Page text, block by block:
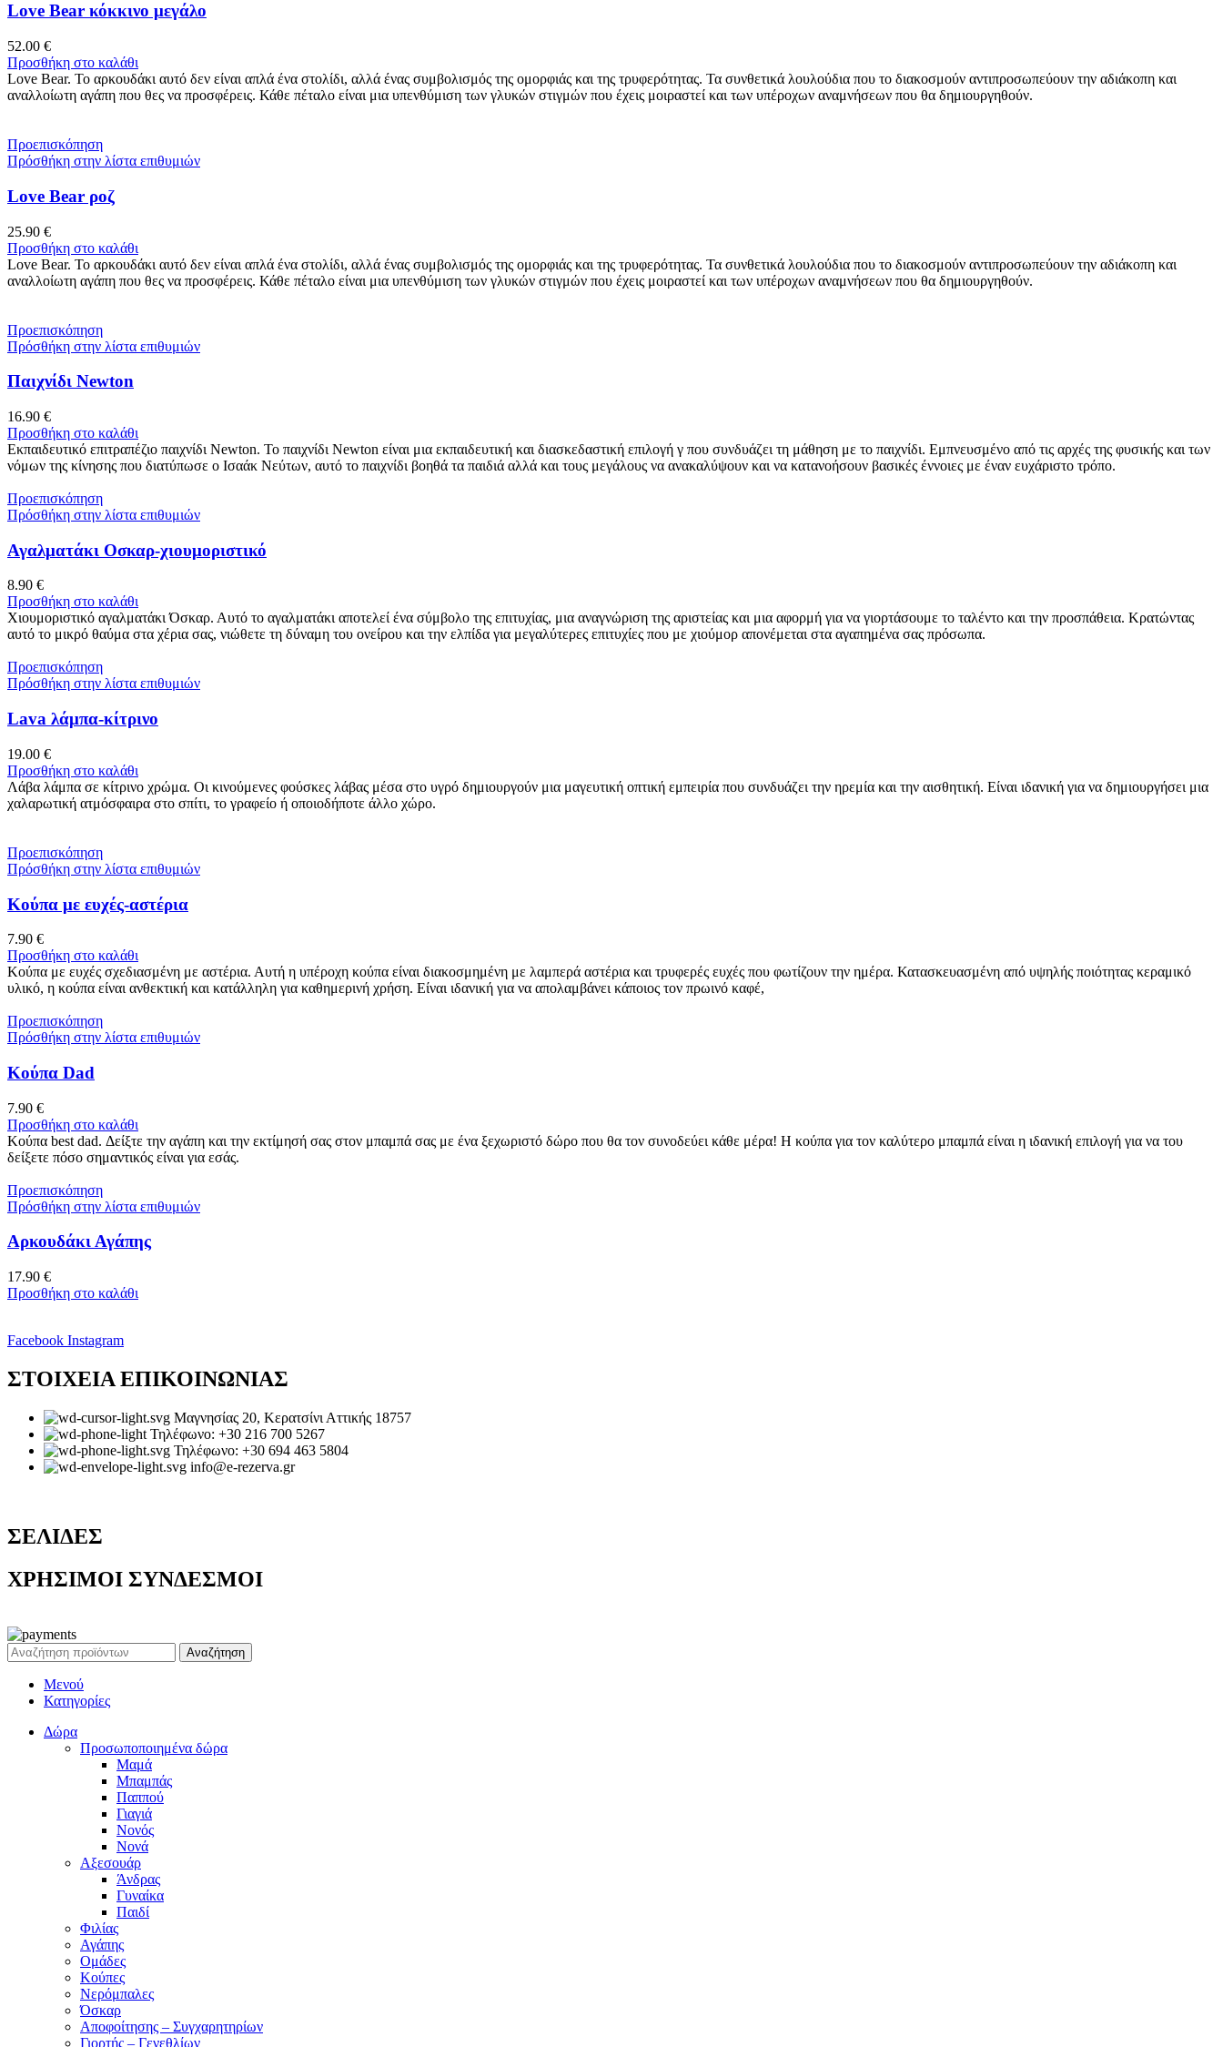
Love Bear κόκκινο μεγάλο
52.00 €
Προσθήκη στο καλάθι
Love Bear. Το αρκουδάκι αυτό δεν είναι απλά ένα στολίδι, αλλά ένας συμβολισμός της ομορφιάς και της τρυφερότητας. Τα συνθετικά λουλούδια που το διακοσμούν αντιπροσωπεύουν την αδιάκοπη και
αναλλοίωτη αγάπη που θες να προσφέρεις. Κάθε πέταλο είναι μια υπενθύμιση των γλυκών στιγμών που έχεις μοιραστεί και των υπέροχων αναμνήσεων που θα δημιουργηθούν.
Προεπισκόπηση
Πρόσθήκη στην λίστα επιθυμιών
Love Bear ροζ
25.90 €
Προσθήκη στο καλάθι
Love Bear. Το αρκουδάκι αυτό δεν είναι απλά ένα στολίδι, αλλά ένας συμβολισμός της ομορφιάς και της τρυφερότητας. Τα συνθετικά λουλούδια που το διακοσμούν αντιπροσωπεύουν την αδιάκοπη και
αναλλοίωτη αγάπη που θες να προσφέρεις. Κάθε πέταλο είναι μια υπενθύμιση των γλυκών στιγμών που έχεις μοιραστεί και των υπέροχων αναμνήσεων που θα δημιουργηθούν.
Προεπισκόπηση
Πρόσθήκη στην λίστα επιθυμιών
Παιχνίδι Newton
16.90 €
Προσθήκη στο καλάθι
Εκπαιδευτικό επιτραπέζιο παιχνίδι Newton. Το παιχνίδι Newton είναι μια εκπαιδευτική και διασκεδαστική επιλογή γ που συνδυάζει τη μάθηση με το παιχνίδι. Εμπνευσμένο από τις αρχές της φυσικής και των
νόμων της κίνησης που διατύπωσε ο Ισαάκ Νεύτων, αυτό το παιχνίδι βοηθά τα παιδιά αλλά και τους μεγάλους να ανακαλύψουν και να κατανοήσουν βασικές έννοιες με έναν ευχάριστο τρόπο.
Προεπισκόπηση
Πρόσθήκη στην λίστα επιθυμιών
Αγαλματάκι Οσκαρ-χιουμοριστικό
8.90 €
Προσθήκη στο καλάθι
Χιουμοριστικό αγαλματάκι Όσκαρ. Αυτό το αγαλματάκι αποτελεί ένα σύμβολο της επιτυχίας, μια αναγνώριση της αριστείας και μια αφορμή για να γιορτάσουμε το ταλέντο και την προσπάθεια. Κρατώντας
αυτό το μικρό θαύμα στα χέρια σας, νιώθετε τη δύναμη του ονείρου και την ελπίδα για μεγαλύτερες επιτυχίες που με χιούμορ απονέμεται στα αγαπημένα σας πρόσωπα.
Προεπισκόπηση
Πρόσθήκη στην λίστα επιθυμιών
Lava λάμπα-κίτρινο
19.00 €
Προσθήκη στο καλάθι
Λάβα λάμπα σε κίτρινο χρώμα. Οι κινούμενες φούσκες λάβας μέσα στο υγρό δημιουργούν μια μαγευτική οπτική εμπειρία που συνδυάζει την ηρεμία και την αισθητική. Είναι ιδανική για να δημιουργήσει μια
χαλαρωτική ατμόσφαιρα στο σπίτι, το γραφείο ή οποιοδήποτε άλλο χώρο.
Προεπισκόπηση
Πρόσθήκη στην λίστα επιθυμιών
Koύπα με ευχές-αστέρια
7.90 €
Προσθήκη στο καλάθι
Κούπα με ευχές σχεδιασμένη με αστέρια. Αυτή η υπέροχη κούπα είναι διακοσμημένη με λαμπερά αστέρια και τρυφερές ευχές που φωτίζουν την ημέρα. Κατασκευασμένη από υψηλής ποιότητας κεραμικό
υλικό, η κούπα είναι ανθεκτική και κατάλληλη για καθημερινή χρήση. Είναι ιδανική για να απολαμβάνει κάποιος τον πρωινό καφέ,
Προεπισκόπηση
Πρόσθήκη στην λίστα επιθυμιών
Κούπα Dad
7.90 €
Προσθήκη στο καλάθι
Κούπα best dad. Δείξτε την αγάπη και την εκτίμησή σας στον μπαμπά σας με ένα ξεχωριστό δώρο που θα τον συνοδεύει κάθε μέρα! Η κούπα για τον καλύτερο μπαμπά είναι η ιδανική επιλογή για να του
δείξετε πόσο σημαντικός είναι για εσάς.
Προεπισκόπηση
Πρόσθήκη στην λίστα επιθυμιών
Αρκουδάκι Αγάπης
17.90 €
Προσθήκη στο καλάθι
Facebook Instagram
ΣΤΟΙΧΕΙΑ ΕΠΙΚΟΙΝΩΝΙΑΣ
Μαγνησίας 20, Κερατσίνι Αττικής 18757
Τηλέφωνο: +30 216 700 5267
Τηλέφωνο: +30 694 463 5804
info@e-rezerva.gr
ΣΕΛΙΔΕΣ
ΧΡΗΣΙΜΟΙ ΣΥΝΔΕΣΜΟΙ
Αναζήτηση
Μενού
Κατηγορίες
Δώρα
Προσωποποιημένα δώρα
Μαμά
Μπαμπάς
Παππού
Γιαγιά
Νονός
Νονά
Αξεσουάρ
Άνδρας
Γυναίκα
Παιδί
Φιλίας
Αγάπης
Ομάδες
Κούπες
Νερόμπαλες
Όσκαρ
Αποφοίτησης – Συγχαρητηρίων
Γιορτής – Γενεθλίων